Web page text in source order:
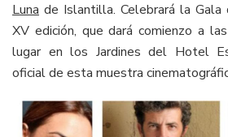
Luna de Islantilla. Celebrará la Gala
XV edición, que dará comienzo a
lugar en los Jardines del Hotel
oficial de esta muestra